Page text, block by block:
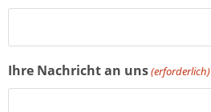
Ihre Nachricht an uns(erforderlich)